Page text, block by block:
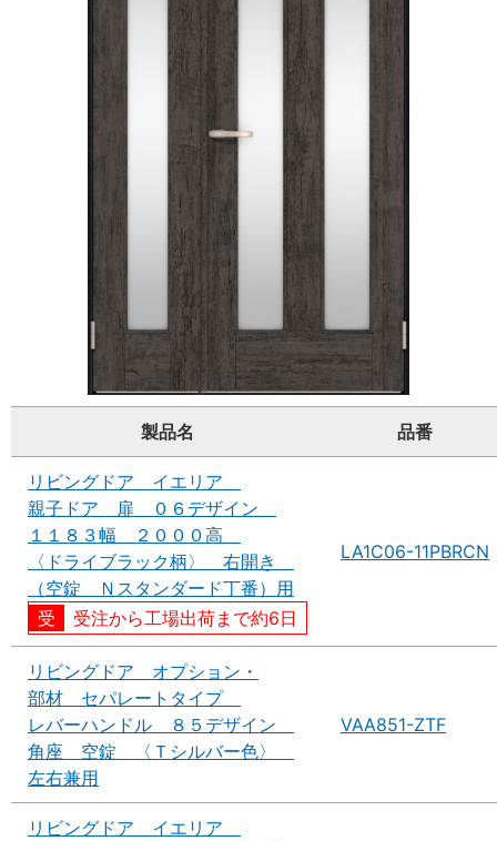
製品名 品番
リビングドア イエリア
親子ドア 扉 ０６デザイン
１１８３幅 ２０００高
〈ドライブラック柄〉 右開き
（空錠 Ｎスタンダード丁番）用
受注から工場出荷まで約6日
LA1C06-11PBRCN
リビングドア オプション・
部材 セパレートタイプ
レバーハンドル ８５デザイン
角座 空錠 〈Ｔシルバー色〉
左右兼用
VAA851-ZTF
リビングドア イエリア